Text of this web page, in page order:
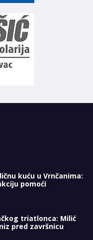
kuću u Vrnčanima:
pomoći
triatlonca: Milić
pred završnicu